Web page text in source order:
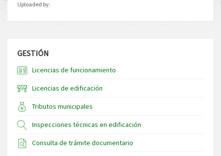
Uploaded by:
GESTIÓN
Licencias de funcionamiento
Licencias de edificación
Tributos municipales
Inspecciones técnicas en edificación
Consulta de trámite documentario